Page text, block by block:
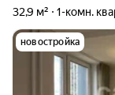
32,9 м² 1-комн.
новостройка